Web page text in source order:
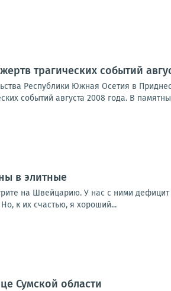
трагических событий
Республики Южная Осетия в
событий августа 2008 года. В
в элитные
на Швейцарию. У нас с ними дефицит
к их счастью, я хороший...
Сумской области